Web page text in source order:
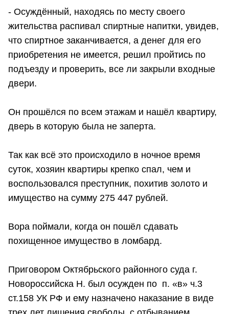
- Осуждённый, находясь по месту своего
жительства распивал спиртные напитки, увидев,
что спиртное заканчивается, а денег для его
приобретения не имеется, решил пройтись по
подъезду и проверить, все ли закрыли входные
двери.
Он прошёлся по всем этажам и нашёл квартиру,
дверь в которую была не заперта.
Так как всё это происходило в ночное время
суток, хозяин квартиры крепко спал, чем и
воспользовался преступник, похитив золото и
имущество на сумму 275 447 рублей.
Вора поймали, когда он пошёл сдавать
похищенное имущество в ломбард.
Приговором Октябрьского районного суда г.
Новороссийска Н. был осужден по п. «в» ч.3
ст.158 УК РФ и ему назначено наказание в виде